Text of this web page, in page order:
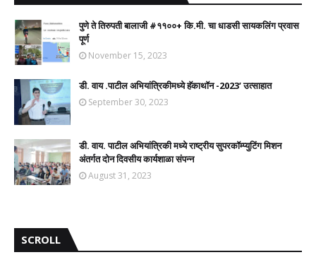
पुणे ते तिरुपती बालाजी #११००+ कि.मी. चा धाडसी सायकलिंग प्रवास
पूर्ण
November 15, 2023
डी. वाय .पाटील अभियांत्रिकीमध्ये हॅकाथॉन -2023’ उत्साहात
September 30, 2023
डी. वाय. पाटील अभियांत्रिकी मध्ये राष्ट्रीय सुपरकॉम्प्युटिंग मिशन
अंतर्गत दोन दिवसीय कार्यशाळा संपन्न
August 31, 2023
SCROLL